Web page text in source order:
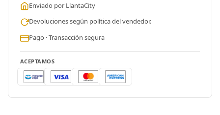
Enviado por LlantaCity
Devoluciones según política del vendedor.
Pago · Transacción segura
ACEPTAMOS